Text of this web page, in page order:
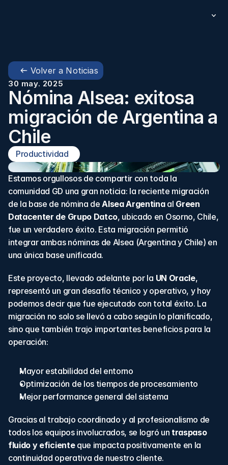
Volver a Noticias
30 may. 2025
Nómina Alsea: exitosa
migración de Argentina a
Chile
Productividad
Estamos orgullosos de compartir con toda la
comunidad GD una gran noticia: la reciente migración
de la base de nómina de Alsea Argentina al Green
Datacenter de Grupo Datco, ubicado en Osorno, Chile,
fue un verdadero éxito. Esta migración permitió
integrar ambas nóminas de Alsea (Argentina y Chile) en
una única base unificada.
Este proyecto, llevado adelante por la UN Oracle,
representó un gran desafío técnico y operativo, y hoy
podemos decir que fue ejecutado con total éxito. La
migración no solo se llevó a cabo según lo planificado,
sino que también trajo importantes beneficios para la
operación:
Mayor estabilidad del entorno
Optimización de los tiempos de procesamiento
Mejor performance general del sistema
Gracias al trabajo coordinado y al profesionalismo de
todos los equipos involucrados, se logró un traspaso
fluido y eficiente que impacta positivamente en la
continuidad operativa de nuestro cliente.